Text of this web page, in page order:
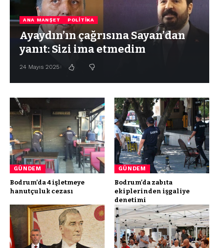
ANA MANŞET POLITIKA
Ayaydın’ın çağrısına Sayan’dan
yanıt: Sizi ima etmedim
24 Mayıs 2025
GÜNDEM
Bodrum’da 4 işletmeye
hanutçuluk cezası
GÜNDEM
Bodrum’da zabıta
ekiplerinden işgaliye
denetimi